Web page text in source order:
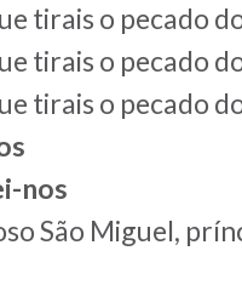
tirais o pecado
tirais o pecado
tirais o pecado
nos
São Miguel,